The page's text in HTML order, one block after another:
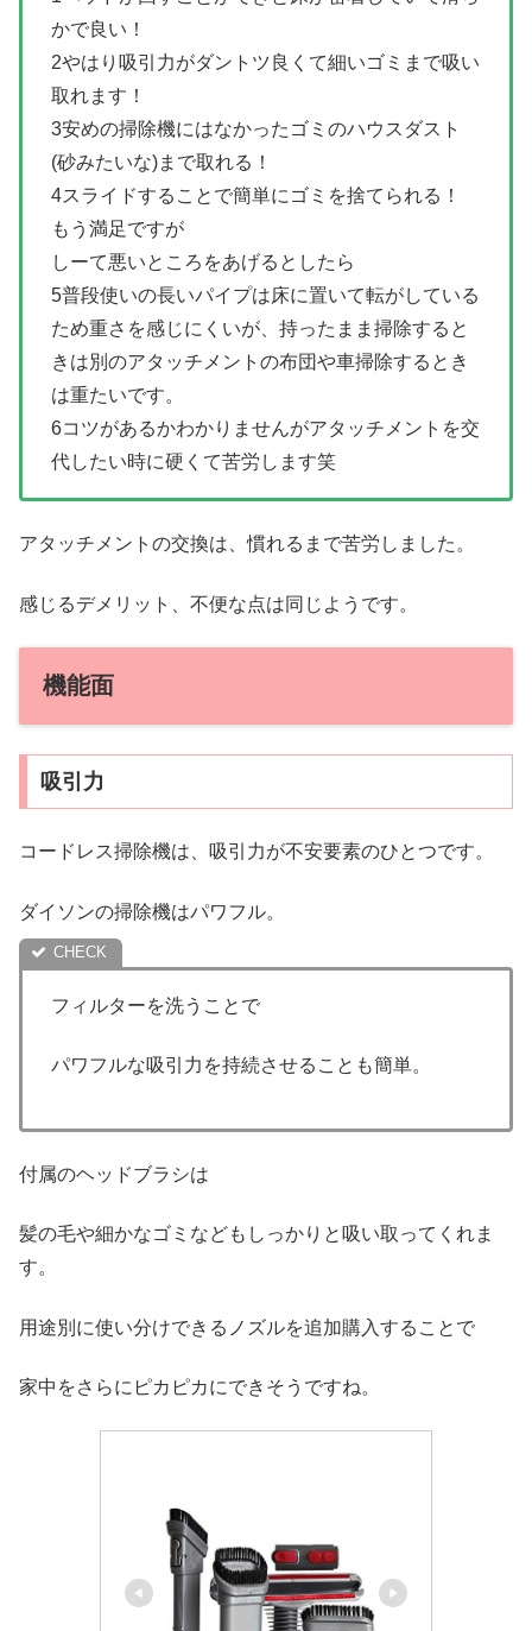
かで良い！
2やはり吸引力がダントツ良くて細いゴミまで吸い
取れます！
3安めの掃除機にはなかったゴミのハウスダスト
(砂みたいな)まで取れる！
4スライドすることで簡単にゴミを捨てられる！
もう満足ですが
しーて悪いところをあげるとしたら
5普段使いの長いパイプは床に置いて転がしている
ため重さを感じにくいが、持ったまま掃除すると
きは別のアタッチメントの布団や車掃除するとき
は重たいです。
6コツがあるかわかりませんがアタッチメントを交
代したい時に硬くて苦労します笑
アタッチメントの交換は、慣れるまで苦労しました。
感じるデメリット、不便な点は同じようです。
機能面
吸引力
コードレス掃除機は、吸引力が不安要素のひとつです。
ダイソンの掃除機はパワフル。
フィルターを洗うことで
パワフルな吸引力を持続させることも簡単。
付属のヘッドブラシは
髪の毛や細かなゴミなどもしっかりと吸い取ってくれま
す。
用途別に使い分けできるノズルを追加購入することで
家中をさらにピカピカにできそうですね。